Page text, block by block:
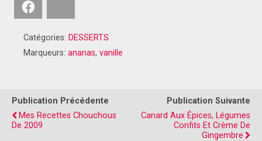
Catégories: DESSERTS
Marqueurs: ananas, vanille
Publication Précédente
Mes Recettes Chouchous
De 2009
Publication Suivante
Canard Aux Épices, Légumes
Confits Et Crème De
Gingembre